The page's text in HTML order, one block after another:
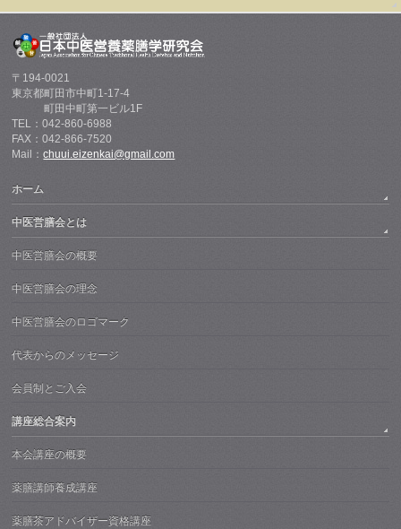
〒194-0021
東京都町田市中町1-17-4
町田中町第一ビル1F
TEL：042-860-6988
FAX：042-866-7520
Mail：chuui.eizenkai@gmail.com
ホーム
中医営膳会とは
中医営膳会の概要
中医営膳会の理念
中医営膳会のロゴマーク
代表からのメッセージ
会員制とご入会
講座総合案内
本会講座の概要
薬膳講師養成講座
薬膳茶アドバイザー資格講座